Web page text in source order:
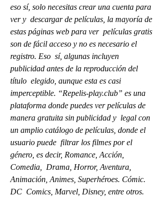
eso sí, solo necesitas crear una cuenta para
ver y  descargar de películas, la mayoría de
estas páginas web para ver  películas gratis
son de fácil acceso y no es necesario el
registro. Eso  sí, algunas incluyen
publicidad antes de la reproducción del
título  elegido, aunque esta es casi
imperceptible. “Repelis-play.club” es una
plataforma donde puedes ver películas de
manera gratuita sin publicidad y  legal con
un amplio catálogo de películas, donde el
usuario puede  filtrar los filmes por el
género, es decir, Romance, Acción,
Comedia,  Drama, Horror, Aventura,
Animación, Animes, Superhéroes. Cómic.
DC  Comics, Marvel, Disney, entre otros.